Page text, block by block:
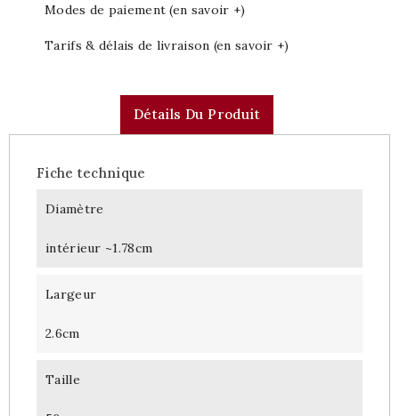
Modes de paiement (en savoir +)
Tarifs & délais de livraison (en savoir +)
Détails Du Produit
Fiche technique
Diamètre
intérieur ~1.78cm
Largeur
2.6cm
Taille